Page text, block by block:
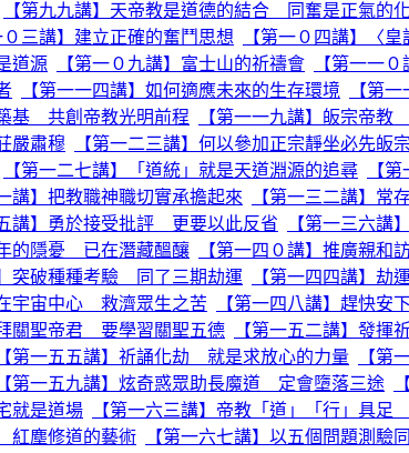
【第九九講】天帝教是道德的結合 同奮是正氣的
０三講】建立正確的奮鬥思想 【第一０四講】〈
道源 【第一０九講】富士山的祈禱會 【第一一
【第一一四講】如何適應未來的生存環境 【第
基 共創帝教光明前程 【第一一九講】皈宗帝
嚴肅穆
【第一二三講】何以參加正宗靜坐必先皈
【第一二七講】「道統」就是天道淵源的追尋 【
講】把教職神職切實承擔起來 【第一三二講】
講】勇於接受批評 更要以此反省 【第一三六講
的隱憂 已在潛藏醞釀 【第一四０講】推廣親
突破種種考驗 同了三期劫運 【第一四四講】
宇宙中心 救濟眾生之苦 【第一四八講】趕快
關聖帝君 要學習關聖五德 【第一五二講】發
【第一五五講】祈誦化劫 就是求放心的力量 【第
【第一五九講】炫奇惑眾助長魔道 定會墮落三途
就是道場
【第一六三講】帝教「道」「行」具
紅塵修道的藝術 【第一六七講】以五個問題測驗